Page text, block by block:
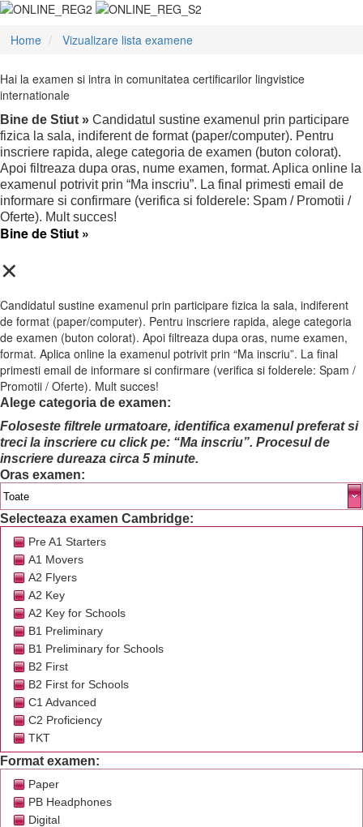
Home Vizualizare lista examene
Hai la examen si intra in comunitatea certificarilor lingvistice
internationale
Bine de Stiut » Candidatul sustine examenul prin participare
fizica la sala, indiferent de format (paper/computer). Pentru
inscriere rapida, alege categoria de examen (buton colorat).
Apoi filtreaza dupa oras, nume examen, format. Aplica online la
examenul potrivit prin “Ma inscriu”. La final primesti email de
informare si confirmare (verifica si folderele: Spam / Promotii /
Oferte). Mult succes!
Bine de Stiut »
✕
Candidatul sustine examenul prin participare fizica la sala, indiferent
de format (paper/computer). Pentru inscriere rapida, alege categoria
de examen (buton colorat). Apoi filtreaza dupa oras, nume examen,
format. Aplica online la examenul potrivit prin “Ma inscriu”. La final
primesti email de informare si confirmare (verifica si folderele: Spam /
Promotii / Oferte). Mult succes!
Alege categoria de examen:
Foloseste filtrele urmatoare, identifica examenul preferat si
treci la inscriere cu click pe: “Ma inscriu”. Procesul de
inscriere dureaza circa 5 minute.
Oras examen:
Selecteaza examen Cambridge:
Pre A1 Starters
A1 Movers
A2 Flyers
A2 Key
A2 Key for Schools
B1 Preliminary
B1 Preliminary for Schools
B2 First
B2 First for Schools
C1 Advanced
C2 Proficiency
TKT
Format examen:
Paper
PB Headphones
Digital